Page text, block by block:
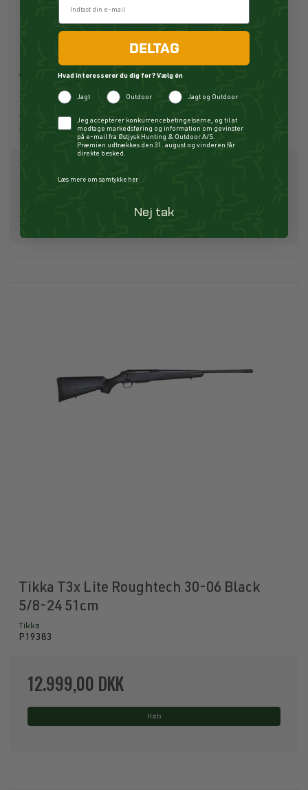
Tikka T3x Lite Roughtech 308W Black
M5/8-24 51cm
Tikka
13.199,00 DKK
Køb
Tikka T3x Lite Roughtech 30-06 Black
5/8-24 51cm
Tikka
P19383
12.999,00 DKK
Køb
DELTAG
Hvad interesserer du dig for? Vælg én
Jagt Outdoor Jagt og Outdoor
CheckboxJeg accepterer konkurrencebetingelserne, og til at
modtage markedsføring og information om gevinster
på e-mail fra Østjysk Hunting & Outdoor A/S.
Præmien udtrækkes den 31. august og vinderen får
direkte besked.
Læs mere om samtykke her
Nej tak